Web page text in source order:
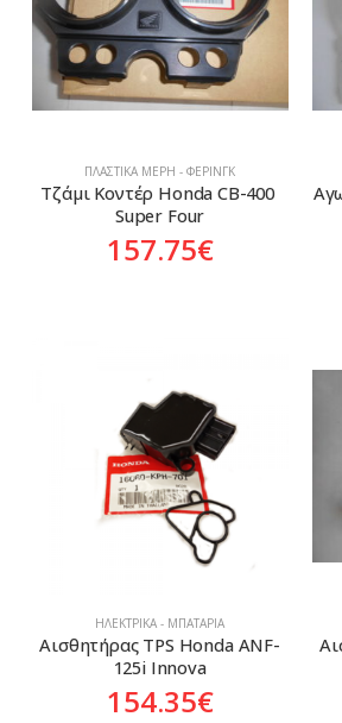
ΠΛΑΣΤΙΚΆ ΜΈΡΗ - ΦΈΡΙΝΓΚ
Tζάμι Κοντέρ Honda CB-400
Super Four
157.75€
ΗΛΕΚΤΡΙΚΆ - ΜΠΑΤΑΡΊΑ
Αισθητήρας TPS Honda ANF-
125i Innova
154.35€